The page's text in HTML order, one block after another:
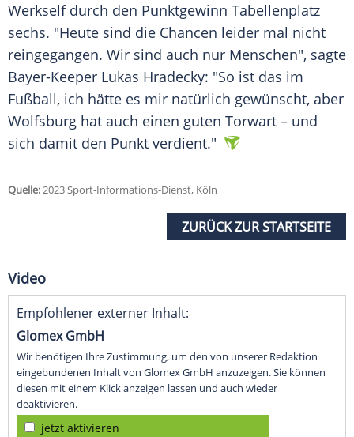
Werkselfdurch den Punktgewinn Tabellenplatz
sechs. "Heute sind die Chancen leider mal nicht
reingegangen. Wir sind auch nur Menschen", sagte
Bayer-Keeper Lukas Hradecky: "So ist das im
Fußball, ich hätte es mir natürlich gewünscht, aber
Wolfsburg hat auch einen guten Torwart – und
sich damit den Punkt verdient."
Quelle:2023 Sport-Informations-Dienst, Köln
ZURÜCK ZUR STARTSEITE
Video
Empfohlener externer Inhalt:
Glomex GmbH
Wir benötigen Ihre Zustimmung, um den von unserer Redaktion
eingebundenen Inhalt von Glomex GmbH anzuzeigen. Sie können
diesen mit einem Klick anzeigen lassen und auch wieder
deaktivieren.
jetzt aktivieren